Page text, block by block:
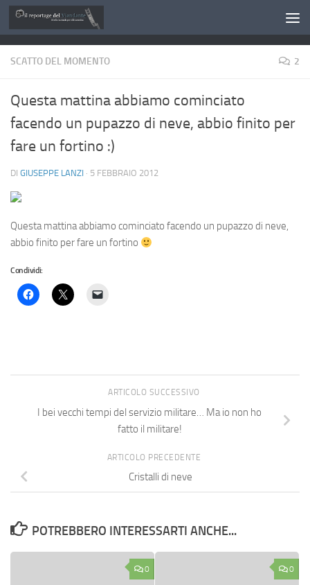
Salta al contenuto
SCATTO DEL MOMENTO 2
Questa mattina abbiamo cominciato
facendo un pupazzo di neve, abbio finito per
fare un fortino :)
DI GIUSEPPE LANZI · 5 FEBBRAIO 2012
Questa mattina abbiamo cominciato facendo un pupazzo di neve,
abbio finito per fare un fortino
Condividi:
ARTICOLO SUCCESSIVO
I bei vecchi tempi del servizio militare… Ma io non ho
fatto il militare!
ARTICOLO PRECEDENTE
Cristalli di neve
POTREBBERO INTERESSARTI ANCHE...
0 0